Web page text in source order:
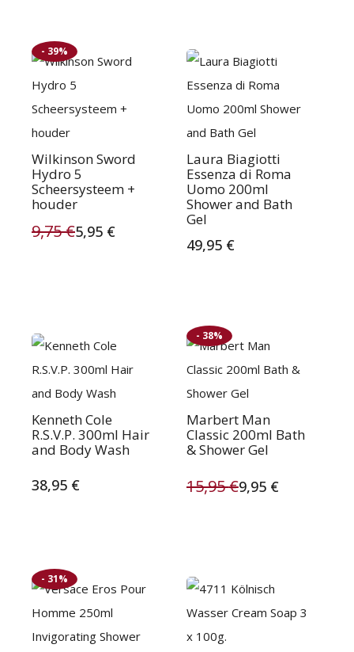
- 39%
Wilkinson Sword
Hydro 5
Scheersysteem +
houder
9,75€
Oorspronkelijke
9,75 €.
5,95 €
Huidige
5,95 €.
Laura Biagiotti
Essenza di Roma
Uomo 200ml
Shower and Bath
Gel
49,95 €
Kenneth Cole
R.S.V.P. 300ml Hair
and Body Wash
38,95 €
- 38%
Marbert Man
Classic 200ml Bath
& Shower Gel
15,95€
Oorspronkelijke
15,95 €.
9,95 €
Huidige
9,95 €.
- 31%